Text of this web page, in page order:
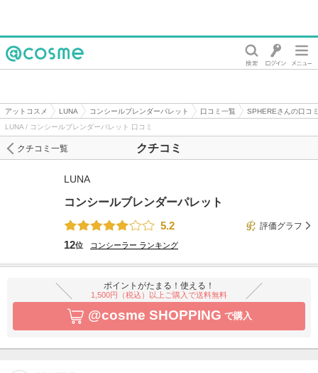
アットコスメ LUNA コンシールブレンダーパレット 口コミ一覧
SPHEREさんの口コ
LUNA / コンシールブレンダーパレット 口コミ
クチコミ
クチコミ一覧
LUNA
コンシールブレンダーパレット
5.2
評価グラフ
12位 コンシーラー ランキング
ポイントがたまる！使える！
1,500円（税込）以上ご購入で送料無料
@cosme SHOPPING で購入